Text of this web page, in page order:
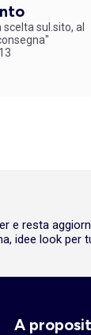
sul.sito, al
e resta
idee look per
A